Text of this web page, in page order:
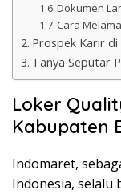
Dokumen
Cara
Prospek Karir
Tanya Seputar
Loker
Kabupaten
Indomaret,
Indonesia,